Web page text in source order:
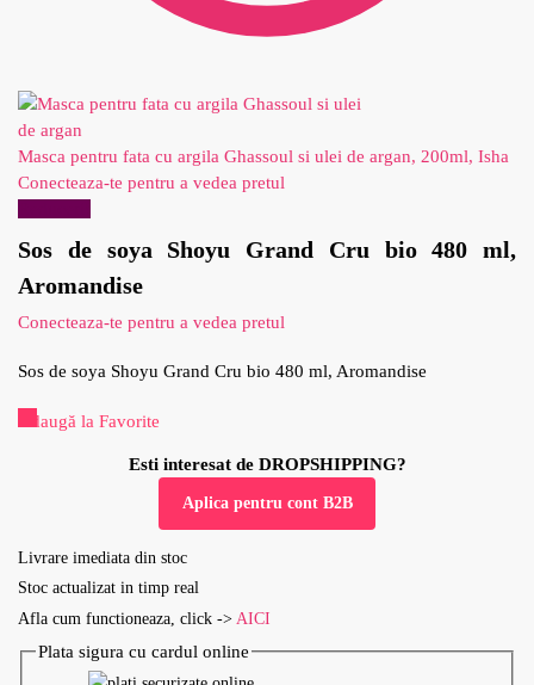
Masca pentru fata cu argila Ghassoul si ulei de argan, 200ml, Isha
Conecteaza-te pentru a vedea pretul
Sos de soya Shoyu Grand Cru bio 480 ml,
Aromandise
Conecteaza-te pentru a vedea pretul
Sos de soya Shoyu Grand Cru bio 480 ml, Aromandise
Adaugă la Favorite
Esti interesat de DROPSHIPPING?
Aplica pentru cont B2B
Livrare imediata din stoc
Stoc actualizat in timp real
Afla cum functioneaza, click -> AICI
Plata sigura cu cardul online